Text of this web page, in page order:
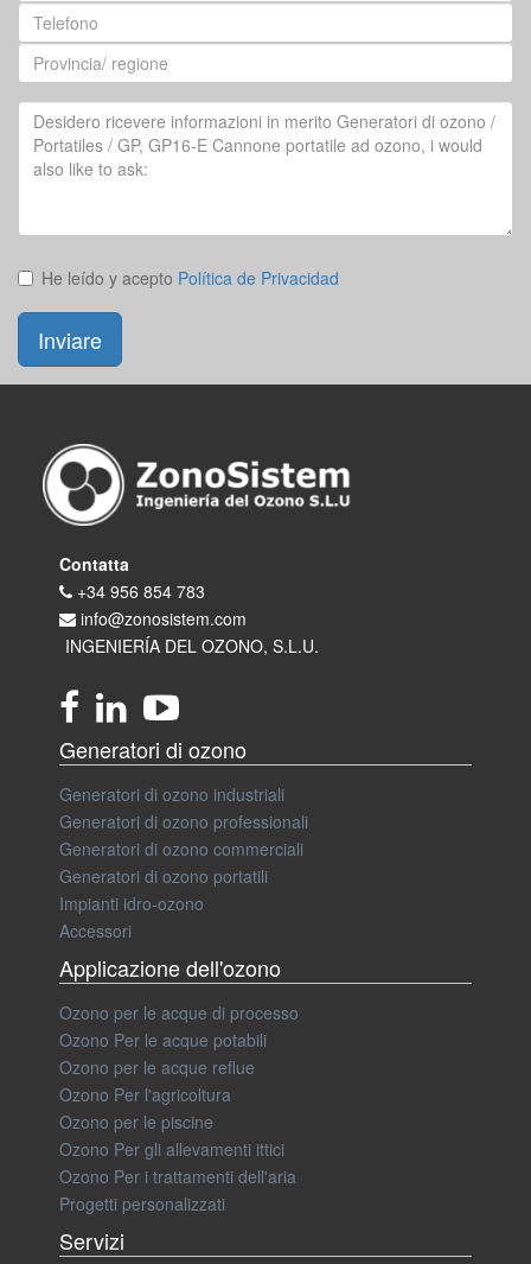
Telefono
Provincia/
regione
Your
Question
He leído y acepto Política de Privacidad
Inviare
Contatta
+34 956 854 783
info@zonosistem.com
INGENIERÍA DEL OZONO, S.L.U.
Generatori di ozono
Generatori di ozono industriali
Generatori di ozono professionali
Generatori di ozono commerciali
Generatori di ozono portatili
Impianti idro-ozono
Accessori
Applicazione dell'ozono
Ozono per le acque di processo
Ozono Per le acque potabili
Ozono per le acque reflue
Ozono Per l'agricoltura
Ozono per le piscine
Ozono Per gli allevamenti ittici
Ozono Per i trattamenti dell'aria
Progetti personalizzati
Servizi